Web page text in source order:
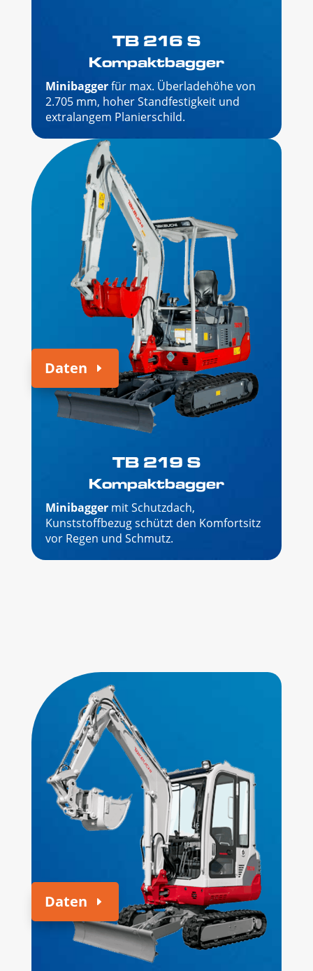
TB 216 S
Kompaktbagger
Minibaggerfür max. Überladehöhe von
2.705 mm, hoher Standfestigkeit und
extralangem Planierschild.
TB 219 S
Kompaktbagger
Minibaggermit Schutzdach,
Kunststoffbezug schützt den Komfortsitz
vor Regen und Schmutz.
Daten
Daten